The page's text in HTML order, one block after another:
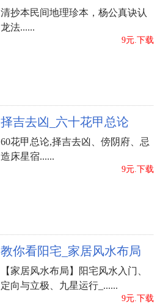
清抄本民间地理珍本，杨公真诀认
龙法......
9元.下载
择吉去凶_六十花甲总论
60花甲总论,择吉去凶、傍阴府、忌
造床星宿......
9元.下载
教你看阳宅_家居风水布局
【家居风水布局】阳宅风水入门、
定向与立极、九星运行_......
9元.下载